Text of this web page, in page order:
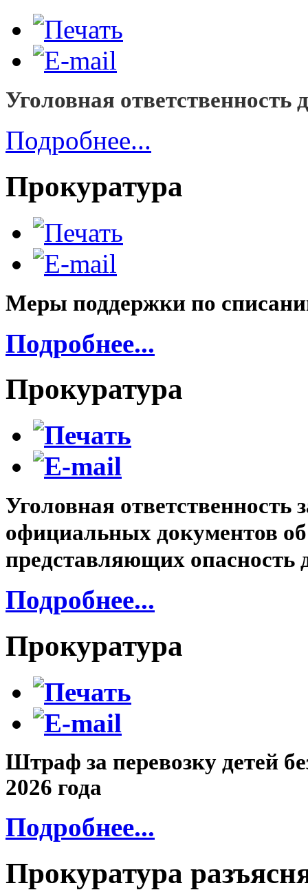
Уголовная ответственность
Подробнее...
Прокуратура
Меры поддержки по
Подробнее...
Прокуратура
Уголовная ответственность
официальных документов об
представляющих
Подробнее...
Прокуратура
Штраф за перевозку детей
2026 года
Подробнее...
Прокуратура